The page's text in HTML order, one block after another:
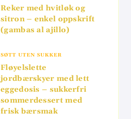
Reker med hvitløk og
sitron – enkel oppskrift
(gambas al ajillo)
SØTT UTEN SUKKER
Fløyelslette
jordbærskyer med lett
eggedosis – sukkerfri
sommerdessert med
frisk bærsmak